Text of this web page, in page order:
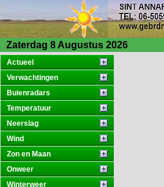
Zaterdag 8 Augustus 2026
Actueel
Verwachtingen
Buienradars
Temperatuur
Neerslag
Wind
Zon en Maan
Onweer
Winterweer